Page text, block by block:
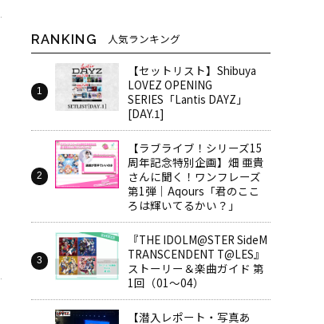
RANKING 人気ランキング
【セットリスト】Shibuya
LOVEZ OPENING
SERIES「Lantis DAYZ」
[DAY.1]
【ラブライブ！シリーズ15
周年記念特別企画】畑 亜貴
さんに聞く！ワンフレーズ
第1弾｜Aqours「君のここ
ろは輝いてるかい？」
『THE IDOLM@STER SideM
TRANSCENDENT T@LES』
ストーリー＆楽曲ガイド 第
1回（01～04）
【潜入レポート・写真あ